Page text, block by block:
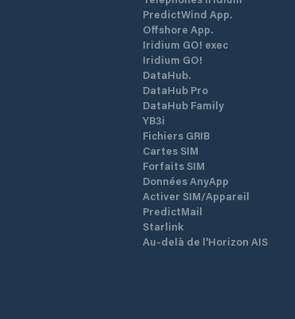
PredictWind App.
Offshore App.
Iridium GO! exec
Iridium GO!
DataHub.
DataHub Pro
DataHub Family
YB3i
Fichiers GRIB
Cartes SIM
Forfaits SIM
Données AnyApp
Activer SIM/Appareil
PredictMail
Starlink
Au-delà de l'Horizon AIS